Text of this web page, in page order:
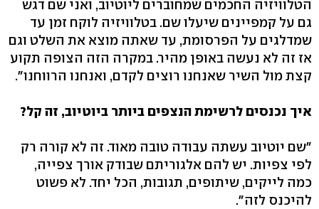
הטלוויזיה החכמים שמחוברים ליוטיוב, ואני שם דגש
גם על קמפיינים שיעלו שם. בטלוויזיה לוקח זמן עד
שמדלגים על הפרסומת, עד שאתה מוצא את השלט וגם
אז זה לא נעשה באופן מהיר. במקרה הזה הצופה תקוע
קצת מול השיר שאנחנו רוצים לקדם, ואנחנו הרווחנו".
איך נכנסים לרשימת הנצפים ביותר ביוטיוב, זה קל?
"שם יוטיוב עשתה עבודה טובה מאוד. זה לא קורה רק
לפי צפיות. יש להם אלגוריתם שבודק אורך צפייה,
כמה לייקים, שיתופים, תגובות, הכל יחד. לא פשוט
להיכנס לזה".